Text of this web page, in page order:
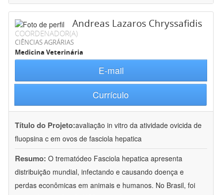
Andreas Lazaros Chryssafidis
COORDENADOR(A)
CIÊNCIAS AGRÁRIAS
Medicina Veterinária
E-mail
Currículo
Título do Projeto:avaliação in vitro da atividade ovicida de
fluopsina c em ovos de fasciola hepatica
Resumo: O trematódeo Fasciola hepatica apresenta
distribuição mundial, infectando e causando doença e
perdas econômicas em animais e humanos. No Brasil, foi